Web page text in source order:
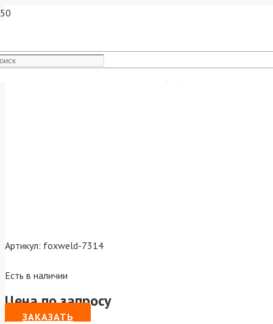
Мойка высокого давления
Артикул: foxweld-7314
Есть в наличии
Цена по запросу
ЗАКАЗАТЬ